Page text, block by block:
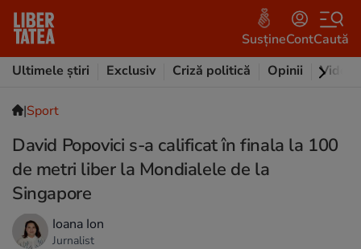
SusțineContCaută
Ultimele știri
Exclusiv Criză politică Opinii Video
|Sport
David Popovici s-a calificat în finala la 100
de metri liber la Mondialele de la
Singapore
Ioana Ion
Jurnalist